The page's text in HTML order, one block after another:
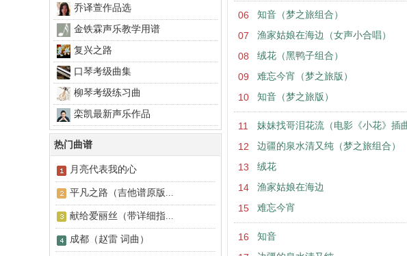
06 知音（梦之旅组合）
07 渔家姑娘在海边（女声小合唱）
08 绒花（黑鸭子组合）
09 难忘今宵（梦之旅版）
10 知音（梦之旅版）
11 妹妹找哥泪花流（电影《小花》插
12 边疆的泉水清又纯（梦之旅组合）
13 绒花
14 渔家姑娘在海边
15 难忘今宵
16 知音
乔译萱作品选
金铁霖声乐教学用谱
复兴之路
口琴考级曲集
柳琴考级练习曲
栾凯最新声乐作品
热门曲谱
月亮代表我的心
平凡之路（吉他谱原版...
献给爱丽丝（带详细指...
成都（赵雷 词曲）